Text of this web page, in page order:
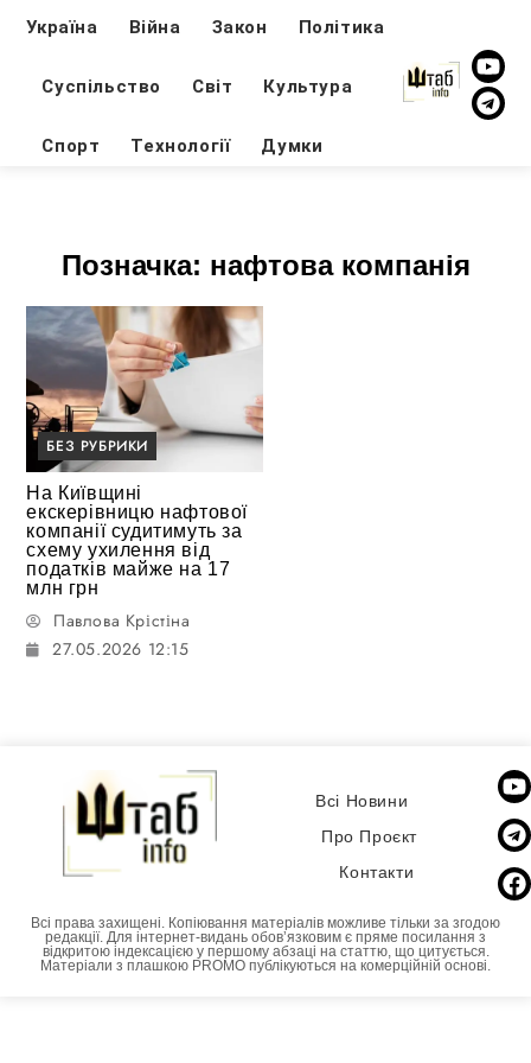
Україна Війна Закон Політика
Суспільство Світ Культура
Спорт Технології Думки
Позначка: нафтова компанія
БЕЗ РУБРИКИ
На Київщині
екскерівницю нафтової
компанії судитимуть за
схему ухилення від
податків майже на 17
млн грн
Павлова Крістіна
27.05.2026 12:15
Всі Новини
Про Проєкт
Контакти
Всі права захищені. Копіювання матеріалів можливе тільки за згодою
редакції. Для інтернет-видань обовʼязковим є пряме посилання з
відкритою індексацією у першому абзаці на статтю, що цитується.
Матеріали з плашкою PROMO публікуються на комерційній основі.